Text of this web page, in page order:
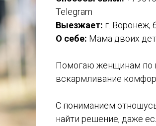
Telegram
Выезжает: г. Воронеж,
О себе: Мама двоих
Помогаю женщинам по
вскармливание
С пониманием
найти решение, даже